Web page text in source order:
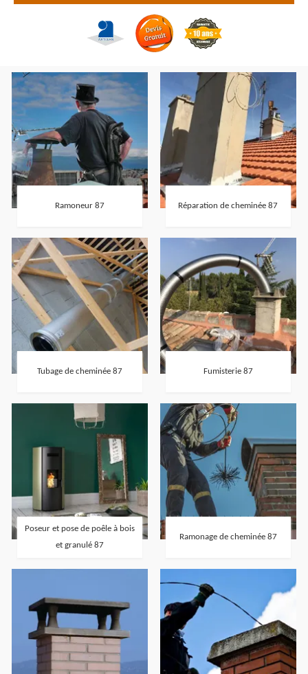
Ramoneur 87 Réparation de cheminée 87
Tubage de cheminée 87 Fumisterie 87
Poseur et pose de poêle à bois
et granulé 87
Ramonage de cheminée 87